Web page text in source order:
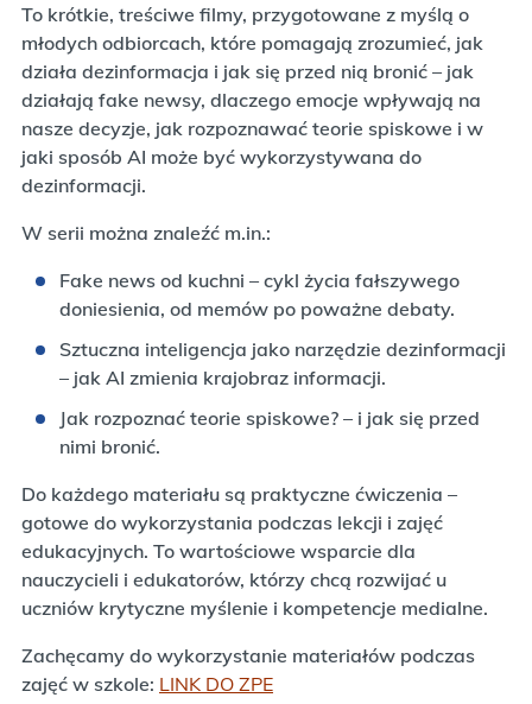
To krótkie, treściwe filmy, przygotowane z myślą o
młodych odbiorcach, które pomagają zrozumieć, jak
działa dezinformacja i jak się przed nią bronić – jak
działają fake newsy, dlaczego emocje wpływają na
nasze decyzje, jak rozpoznawać teorie spiskowe i w
jaki sposób AI może być wykorzystywana do
dezinformacji.
W serii można znaleźć m.in.:
Fake news od kuchni – cykl życia fałszywego
doniesienia, od memów po poważne debaty.
Sztuczna inteligencja jako narzędzie dezinformacji
– jak AI zmienia krajobraz informacji.
Jak rozpoznać teorie spiskowe? – i jak się przed
nimi bronić.
Do każdego materiału są praktyczne ćwiczenia –
gotowe do wykorzystania podczas lekcji i zajęć
edukacyjnych. To wartościowe wsparcie dla
nauczycieli i edukatorów, którzy chcą rozwijać u
uczniów krytyczne myślenie i kompetencje medialne.
Zachęcamy do wykorzystanie materiałów podczas
zajęć w szkole: LINK DO ZPE